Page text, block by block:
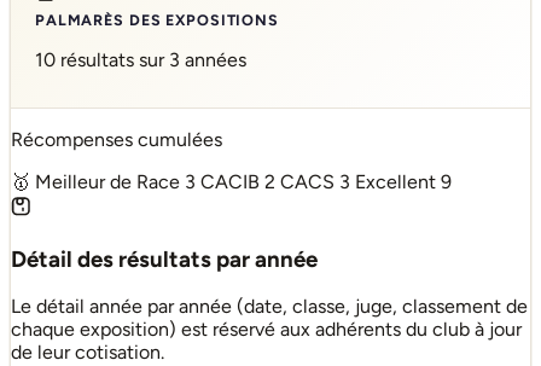
PALMARÈS DES EXPOSITIONS
10 résultats sur 3 années
Récompenses cumulées
🥇 Meilleur de Race 3 CACIB 2 CACS 3 Excellent 9
Détail des résultats par année
Le détail année par année (date, classe, juge, classement de
chaque exposition) est réservé aux adhérents du club à jour
de leur cotisation.